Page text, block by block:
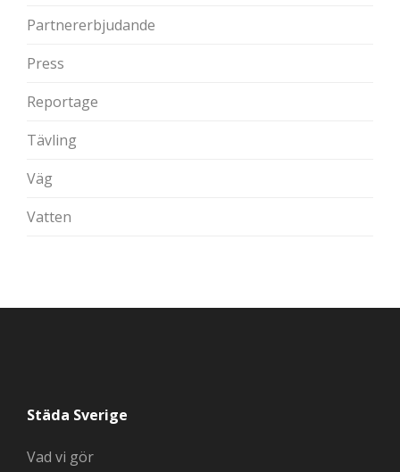
Partnererbjudande
Press
Reportage
Tävling
Väg
Vatten
Städa Sverige
Vad vi gör